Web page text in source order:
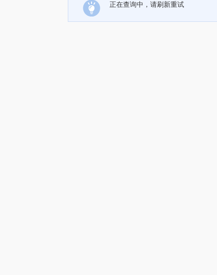
正在查询中，请刷新重试